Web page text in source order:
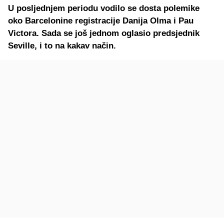
U posljednjem periodu vodilo se dosta polemike
oko Barcelonine registracije Danija Olma i Pau
Victora. Sada se još jednom oglasio predsjednik
Seville, i to na kakav način.